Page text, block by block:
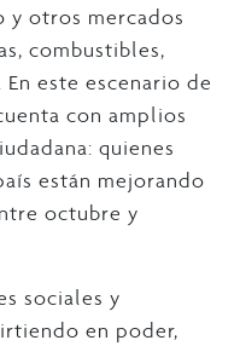
otros mercados
combustibles,
este escenario de
con amplios
quienes
están mejorando
octubre y
sociales y
en poder,